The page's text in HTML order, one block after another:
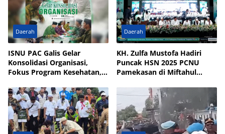
Daerah
ISNU PAC Galis Gelar
Konsolidasi Organisasi,
Fokus Program Kesehatan,
Daerah
KH. Zulfa Mustofa Hadiri
Puncak HSN 2025 PCNU
Pamekasan di Miftahul